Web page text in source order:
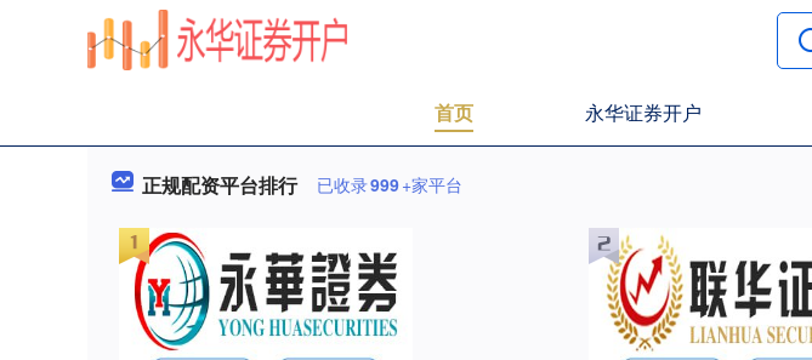
首页 永华证券开户
正规配资平台排行 已收录999+家平台